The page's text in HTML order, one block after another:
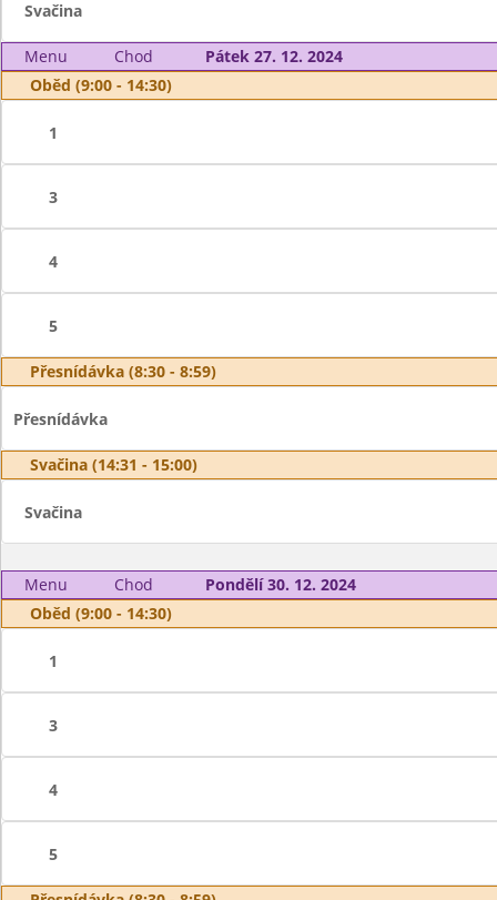
Svačina
Menu Chod
Pátek 27. 12. 2024
Oběd (9:00 - 14:30)
1
3
4
5
Přesnídávka (8:30 - 8:59)
Přesnídávka
Svačina (14:31 - 15:00)
Svačina
Menu Chod
Pondělí 30. 12. 2024
Oběd (9:00 - 14:30)
1
3
4
5